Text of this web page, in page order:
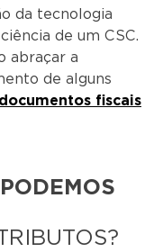
da tecnologia
de um CSC.
abraçar a
de alguns
fiscais